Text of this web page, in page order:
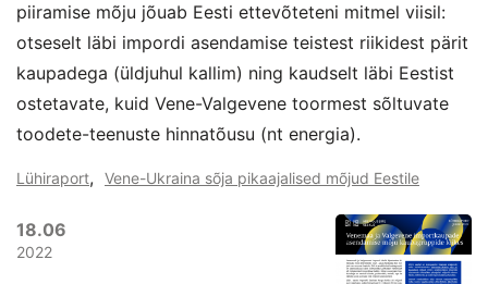
piiramise mõju jõuab Eesti ettevõteteni mitmel viisil:
otseselt läbi impordi asendamise teistest riikidest pärit
kaupadega (üldjuhul kallim) ning kaudselt läbi Eestist
ostetavate, kuid Vene-Valgevene toormest sõltuvate
toodete-teenuste hinnatõusu (nt energia).
Lühiraport, Vene-Ukraina sõja pikaajalised mõjud Eestile
18.06
2022